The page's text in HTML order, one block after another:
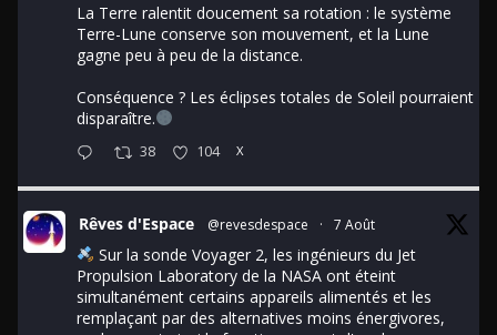
La Terre ralentit doucement sa rotation : le système
Terre-Lune conserve son mouvement, et la Lune
gagne peu à peu de la distance.
Conséquence ? Les éclipses totales de Soleil pourraient
disparaître.
38 104 X
Rêves d'Espace @revesdespace · 7 Août
Sur la sonde Voyager 2, les ingénieurs du Jet
Propulsion Laboratory de la NASA ont éteint
simultanément certains appareils alimentés et les
remplaçant par des alternatives moins énergivores,